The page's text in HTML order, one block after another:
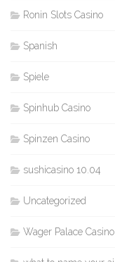
Ronin Slots Casino
Spanish
Spiele
Spinhub Casino
Spinzen Casino
sushicasino 10.04
Uncategorized
Wager Palace Casino